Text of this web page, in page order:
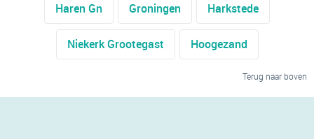
Haren Gn Groningen Harkstede
Niekerk Grootegast Hoogezand
Terug naar boven